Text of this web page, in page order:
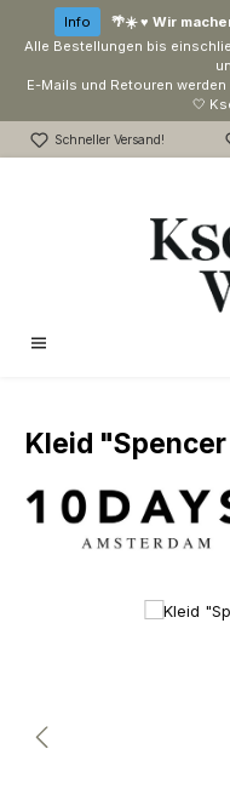
Zum Hauptinhalt springen
Info
🌴☀️ ♥ Wir
Alle Bestellungen bis
E-Mails und Retouren
🤍
Schneller Versand!
Kleid
Bildergalerie überspringen